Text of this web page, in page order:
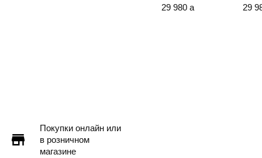
29 980 a 29
Покупки онлайн или
в розничном
магазине